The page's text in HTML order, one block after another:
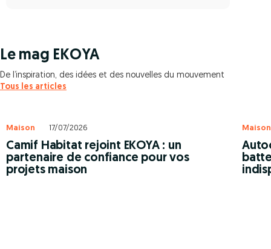
Le mag EKOYA
De l’inspiration, des idées et des nouvelles du mouvement
Tous les articles
Maison 17/07/2026
Camif Habitat rejoint EKOYA : un
partenaire de confiance pour vos
projets maison
Maison